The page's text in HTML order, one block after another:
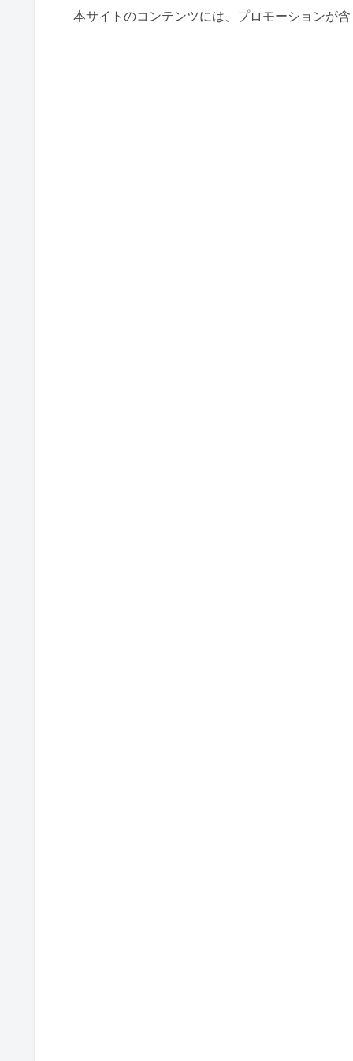
本サイトのコンテンツには、プロモーションが